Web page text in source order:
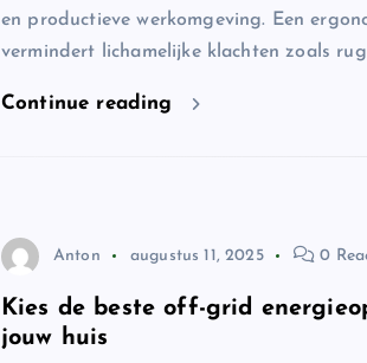
en productieve werkomgeving. Een
vermindert lichamelijke klachten zoals
Continue reading
Anton augustus 11, 2025 0
Kies de beste off-grid
jouw huis